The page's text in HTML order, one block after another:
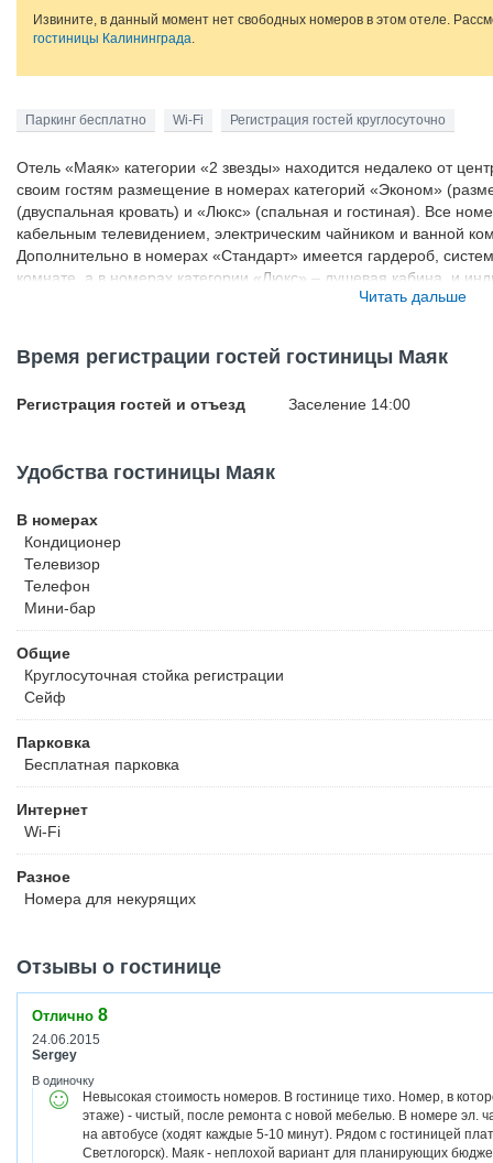
Извините, в данный момент нет свободных номеров в этом отеле.
гостиницы Калининграда.
Паркинг бесплатно Wi-Fi Регистрация гостей круглосуточно
Отель «Маяк» категории «2 звезды» находится недалеко от
своим гостям размещение в номерах категорий «Эконом»
(двуспальная кровать) и «Люкс» (спальная и гостиная). Все
кабельным телевидением, электрическим чайником и ванной
Дополнительно в номерах «Стандарт» имеется гардероб,
комнате, а в номерах категории «Люкс» – душевая кабина, и
удобства посетителей в отеле работает камера хранения для
Читать дальше
Время регистрации гостей гостиницы Маяк
Регистрация гостей и отъезд Заселение 14:00
Удобства гостиницы Маяк
В номерах
Кондиционер
Телевизор
Телефон
Мини-бар
Общие
Круглосуточная стойка регистрации
Сейф
Парковка
Бесплатная парковка
Интернет
Wi-Fi
Разное
Номера для некурящих
Отзывы о гостинице
Отлично 8
24.06.2015
Sergey
В одиночку
Невысокая стоимость номеров. В гостинице тихо. Номер, в
этаже) - чистый, после ремонта с новой мебелью. В номере эл.
на автобусе (ходят каждые 5-10 минут). Рядом с гостиницей
Светлогорск). Маяк - неплохой вариант для планирующих